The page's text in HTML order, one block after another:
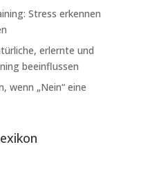
Stress erkennen
erlernte und
beeinflussen
wenn „Nein“ eine